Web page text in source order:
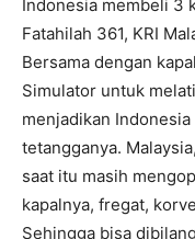
Indonesia membeli 3
Fatahilah 361, KRI
Bersama dengan
Simulator untuk
menjadikan
tetangganya.
saat itu masih
kapalnya, fregat,
Sehingga bisa